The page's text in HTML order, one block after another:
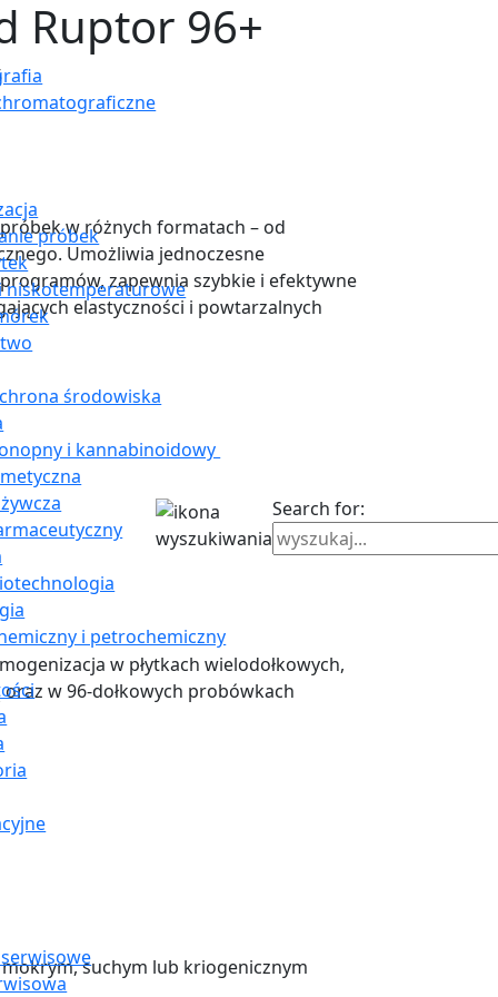
próbek
niskotemperaturowe
środowiska
i kannabinoidowy
i petrochemiczny
serwisowe
Search for:
Ruptor 96+
w różnych formatach – od
Umożliwia jednoczesne
zapewnia szybkie i efektywne
elastyczności i powtarzalnych
w płytkach wielodołkowych,
w 96-dołkowych probówkach
suchym lub kriogenicznym